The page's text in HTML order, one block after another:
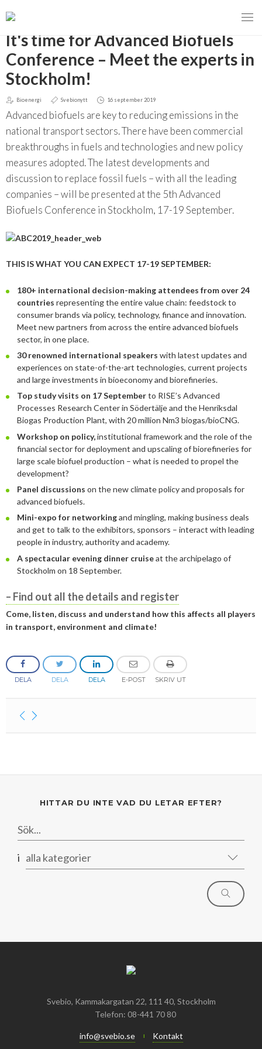
MENY
Svebios valmanifest 2026
Styrmedel
Koldioxidskatt
Juni
Maj
April
Mars
Januari
2025
December
November
September
Augusti
Juni
Maj
Mars
Februari
2024
November
Oktober
September
Augusti
Juli
Maj
Mars
Januari
2023
December
Oktober
Augusti
Juni
April
Mars
2022
December
November
Oktober
Augusti
April
Februari
Januari
2021
December
Oktober
Augusti
Juni
Mars
Februari
Januari
2020
December
Oktober
September
Maj
April
Januari
2019
Oktober
September
Juni
April
Mars
Januari
Maj
April
Februari
Januari
2017
November
September
Augusti
Juni
Mars
Februari
Januari
2016
Oktober
September
Augusti
Juni
Maj
April
Mars
November
Oktober
September
Juli
Maj
Mars
Februari
2014
Augusti
Juni
April
Mars
Februari
Januari
2013
November
September
Augusti
Maj
April
2012
Oktober
September
Augusti
Juli
December
November
Oktober
September
2010
December
November
September
2009
December
November
Januari
2008
December
2007
OM BIOENERGI
Aktuella frågor
Ger förbränning en kolskuld?
Det finns inget liv utan förbränning
Finns det tillräckligt med biomassa?
Sammanfattande statistik om bioenergi
Varför behöves reduktionsplikten?
Biovärme
Bioenergi – ord och begrepp
Exempel på bioenergi
Definitioner av bioenergi
PRESS
MEDLEMSKAP
Styrelse
Hedersmedlemmar
Konkurrensrättsligt
Svebios stadgar
Verksamhetsberättelse
Årsstämmor
Stora biokraft- och värmekonferensen
Svebio Fuel Market Day
Svebios vår- och årsmöteskonferens
Projekt inom bioenergi
Avslutade projekt
Nätverk och samarbeten
BioDriv
Jan Häckners bioenergistipendium
Integritetspolicy (GDPR)
Medlemmar
Våra kanaler
It's time for Advanced Biofuels
Conference – Meet the experts in
Stockholm!
Bioenergi Svebionytt 16 september 2019
Advanced biofuels are key to reducing emissions in the
national transport sectors. There have been commercial
breakthroughs in fuels and technologies and new policy
measures adopted. The latest developments and
discussion to replace fossil fuels – with all the leading
companies – will be presented at the 5th Advanced
Biofuels Conference in Stockholm, 17-19 September.
THIS IS WHAT YOU CAN EXPECT 17-19 SEPTEMBER:
180+ international decision-making attendees from over 24
countries representing the entire value chain: feedstock to
consumer brands via policy, technology, finance and innovation.
Meet new partners from across the entire advanced biofuels
sector, in one place.
30 renowned international speakers with latest updates and
experiences on state-of-the-art technologies, current projects
and large investments in bioeconomy and biorefineries.
Top study visits on 17 Septemberto RISE’s Advanced
Processes Research Center in Södertälje and the Henriksdal
Biogas Production Plant, with 20 million Nm3 biogas/bioCNG.
Workshop on policy,institutional framework and the role of the
financial sector for deployment and upscaling of biorefineries for
large scale biofuel production – what is needed to propel the
development?
Panel discussions on the new climate policy and proposals for
advanced biofuels.
Mini-expo for networkingand mingling, making business deals
and get to talk to the exhibitors, sponsors – interact with leading
people in industry, authority and academy.
A spectacular evening dinner cruiseat the archipelago of
Stockholm on 18 September.
– Find out all the details and register
Come, listen, discuss and understand how this affects all players
in transport, environment and climate!
DELA DELA DELA E-POST SKRIV UT
HITTAR DU INTE VAD DU LETAR EFTER?
i alla kategorier
Svebio, Kammakargatan 22, 111 40, Stockholm
Telefon: 08-441 70 80
info@svebio.se Kontakt